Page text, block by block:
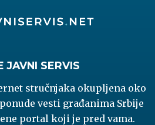
JAVNI SERVIS
stručnjaka okupljena oko
vesti građanima Srbije
portal koji je pred vama.